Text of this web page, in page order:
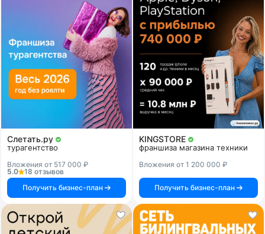
Слетать.ру
турагентство
Вложения от 517 000 ₽
5.0
18 отзывов
Получить бизнес-план
KINGSTORE
франшиза магазина техники
Вложения от 1 200 000 ₽
Получить бизнес-план